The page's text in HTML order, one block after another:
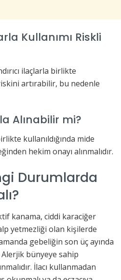
Kullanımı Riskli
ilaçlarla birlikte
artırabilir, bu nedenle
Alınabilir mi?
kullanıldığında mide
hekim onayı alınmalıdır.
Durumlarda
kanama, ciddi karaciğer
yetmezliği olan kişilerde
gebeliğin son üç ayında
Alerjik bünyeye sahip
İlacı kullanmadan